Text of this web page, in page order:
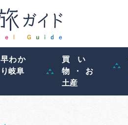
早わか
り岐阜
買い
物・お
土産